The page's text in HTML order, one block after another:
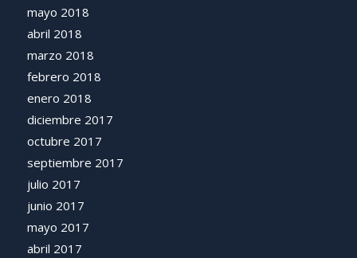
mayo 2018
abril 2018
marzo 2018
febrero 2018
enero 2018
diciembre 2017
octubre 2017
septiembre 2017
julio 2017
junio 2017
mayo 2017
abril 2017